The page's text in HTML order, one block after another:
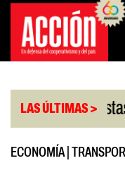
Saltar
contenido
LAS ÚLTIMAS >
minoristas
ECONOMÍA|